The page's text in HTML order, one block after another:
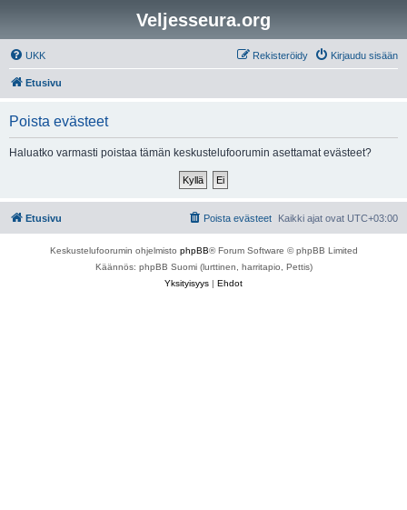
Veljesseura.org
UKK Kirjaudu sisään
Rekisteröidy
Etusivu
Poista evästeet
Haluatko varmasti poistaa tämän keskustelufoorumin asettamat evästeet?
Etusivu Kaikki ajat ovat UTC+03:00
Poista evästeet
Keskustelufoorumin ohjelmisto phpBB® Forum Software © phpBB Limited
Käännös: phpBB Suomi (lurttinen, harritapio, Pettis)
Yksityisyys | Ehdot